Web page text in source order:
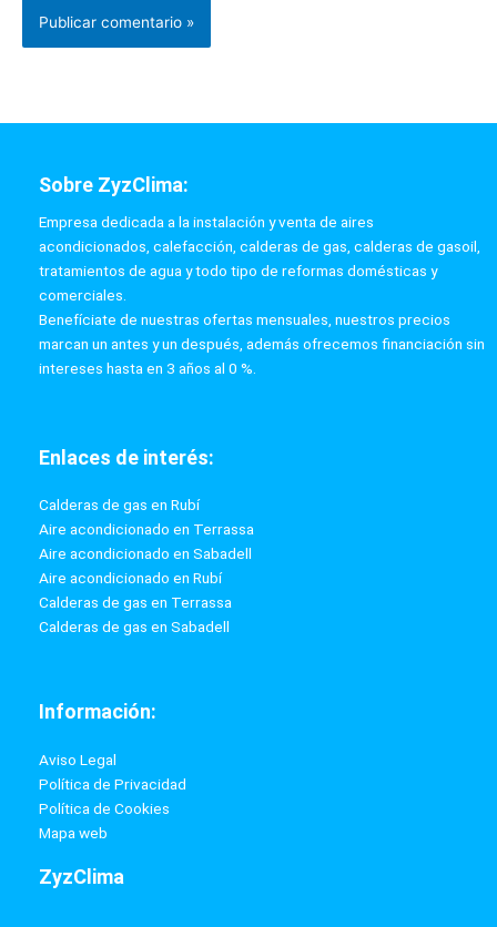
Sobre ZyzClima:
Empresa dedicada a la instalación y venta de aires
acondicionados, calefacción, calderas de gas, calderas de gasoil,
tratamientos de agua y todo tipo de reformas domésticas y
comerciales.
Benefíciate de nuestras ofertas mensuales, nuestros precios
marcan un antes y un después, además ofrecemos financiación sin
intereses hasta en 3 años al 0 %.
Enlaces de interés:
Calderas de gas en Rubí
Aire acondicionado en Terrassa
Aire acondicionado en Sabadell
Aire acondicionado en Rubí
Calderas de gas en Terrassa
Calderas de gas en Sabadell
Información:
Aviso Legal
Política de Privacidad
Política de Cookies
Mapa web
ZyzClima